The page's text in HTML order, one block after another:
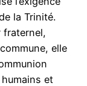
la Trinité.
fraternel,
elle
et